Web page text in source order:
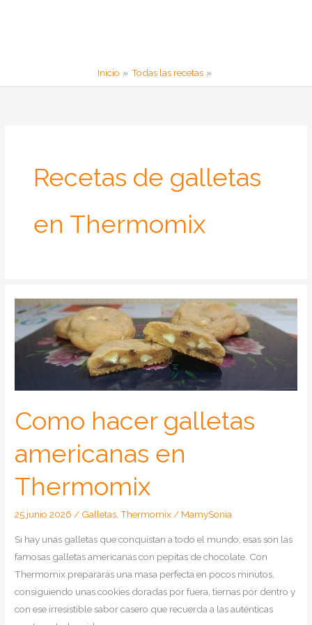
Inicio Todas las recetas
Recetas de galletas
en Thermomix
Como hacer galletas
americanas en
Thermomix
25 junio 2026/ Galletas,Thermomix/ MamySonia
Si hay unas galletas que conquistan a todo el mundo, esas son las
famosas galletas americanas con pepitas de chocolate. Con
Thermomix prepararás una masa perfecta en pocos minutos,
consiguiendo unas cookies doradas por fuera, tiernas por dentro y
con ese irresistible sabor casero que recuerda a las auténticas